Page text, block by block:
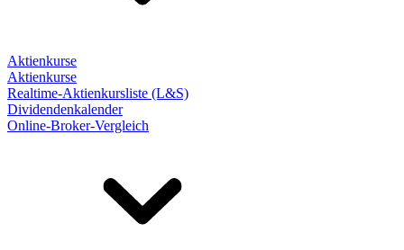
Aktienkurse
Aktienkurse
Realtime-Aktienkursliste (L&S)
Dividendenkalender
Online-Broker-Vergleich